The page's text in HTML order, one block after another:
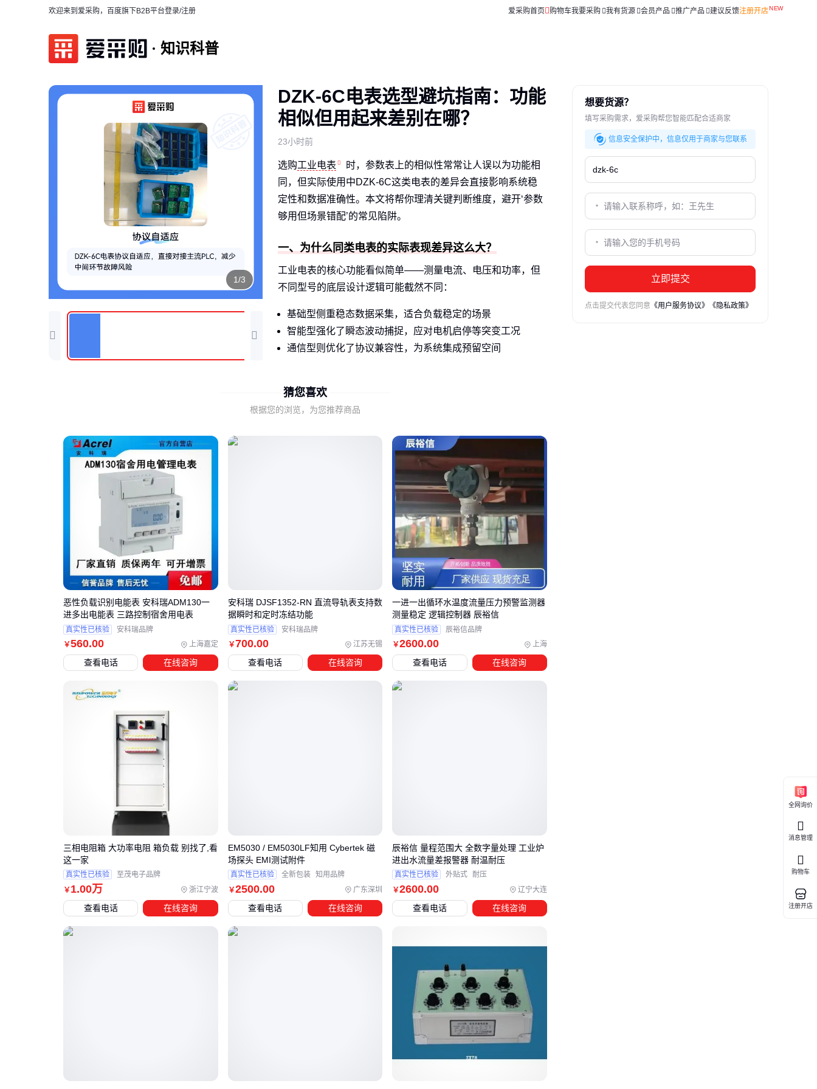
欢迎来到爱采购，百度旗下B2B平台登录/注册 爱采购首页 购物车我要采购 我有货源 会员产品 推广产品 建议反馈注册开店
知识科普
1/3
DZK-6C电表选型避坑指南：功能
相似但用起来差别在哪？
23小时前
选购工业电表
时，参数表上的相似性常常让人误以为功能相
同，但实际使用中DZK-6C这类电表的差异会直接影响系统稳
定性和数据准确性。本文将帮你理清关键判断维度，避开‘参数
够用但场景错配’的常见陷阱。
一、为什么同类电表的实际表现差异这么大？
工业电表的核心功能看似简单——测量电流、电压和功率，但
不同型号的底层设计逻辑可能截然不同：
基础型侧重稳态数据采集，适合负载稳定的场景
智能型强化了瞬态波动捕捉，应对电机启停等突变工况
通信型则优化了协议兼容性，为系统集成预留空间
精度（这类参数各品牌差异不大），而在于如何将数据无缝接
入PLC或能源管理系统。这也是多数选型者容易忽略的决策维
二、DZK-6C的三个隐性优势如何解决工业痛点
当同类电表还在比拼采样速度时，DZK-6C通过三项设计化解
协议自适应能力 多数电表需要额外配置网关才能对接不同厂
家的PLC，而DZK-6C内置的协议转换模块可直接识别主流工
业通信标准，减少系统集成时的中间环节故障风险。
抗干扰采样机制 在变频器、大功率设备密集的车间，电表容
易受到谐波干扰。DZK-6C通过动态滤波算法，在保持采样效
率的同时过滤异常信号，避免数据跳变导致的误判。
紧凑型结构设计 工业电柜空间通常紧张，DZK-6C的模块化
安装方式既支持标准导轨固定，也能通过转接板适应非标机
箱，比同类产品节省近三分之一的安装空间。
需与老旧设备集成的场景优先考察Modbus-RTU协议的兼容
深度
瞬态负载监测依赖更高采样频率而非单纯精度等级
紧凑型配电柜需关注壳体尺寸与导轨安装的灵活性
存储容量决定了断网时的数据续传周期。
以下四维评估框架可避免参数对比的片面性：
负载类型：冲击性负载需匹配瞬态响应速度，稳态负载更关
通信需求：本地监控可降低协议复杂度，远程运维需预留云
猜您喜欢
根据您的浏览，为您推荐商品
￥560.00 上海嘉定
恶性负载识别电能表 安科瑞ADM130一
进多出电能表 三路控制宿舍用电表
真实性已核验 安科瑞品牌
查看电话 在线咨询
￥700.00 江苏无锡
安科瑞 DJSF1352-RN 直流导轨表支持数
据瞬时和定时冻结功能
真实性已核验 安科瑞品牌
查看电话 在线咨询
￥2600.00 上海
一进一出循环水温度流量压力预警监测器
测量稳定 逻辑控制器 辰裕信
真实性已核验 辰裕信品牌
查看电话 在线咨询
￥ 1.00万 浙江宁波
三相电阻箱 大功率电阻 箱负载 别找了,看
这一家
真实性已核验 至茂电子品牌
查看电话 在线咨询
￥2500.00 广东深圳
EM5030 / EM5030LF知用 Cybertek 磁
场探头 EMI测试附件
真实性已核验 全新包装 知用品牌
查看电话 在线咨询
￥2600.00 辽宁大连
辰裕信 量程范围大 全数字量处理 工业炉
进出水流量差报警器 耐温耐压
真实性已核验 外贴式 耐压
查看电话 在线咨询
想要货源？
填写采购需求，爱采购帮您智能匹配合适商家
信息安全保护中，信息仅用于商家与您联系
立即提交
点击提交代表您同意 《用户服务协议》 《隐私政策》
全网询价
消息管理
购物车
注册开店